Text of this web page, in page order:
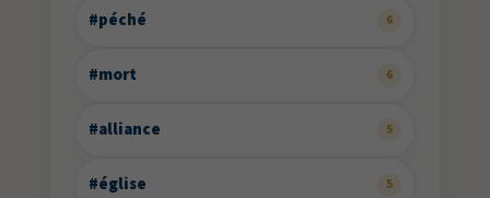
#péché 6
#mort 6
#alliance 5
#église 5